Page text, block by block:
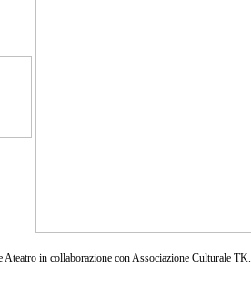
in collaborazione con Associazione Culturale TK.